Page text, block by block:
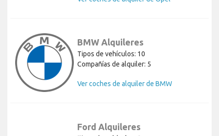
BMW Alquileres
Tipos de vehículos: 10
Compañías de alquiler: 5
Ver coches de alquiler de BMW
Ford Alquileres